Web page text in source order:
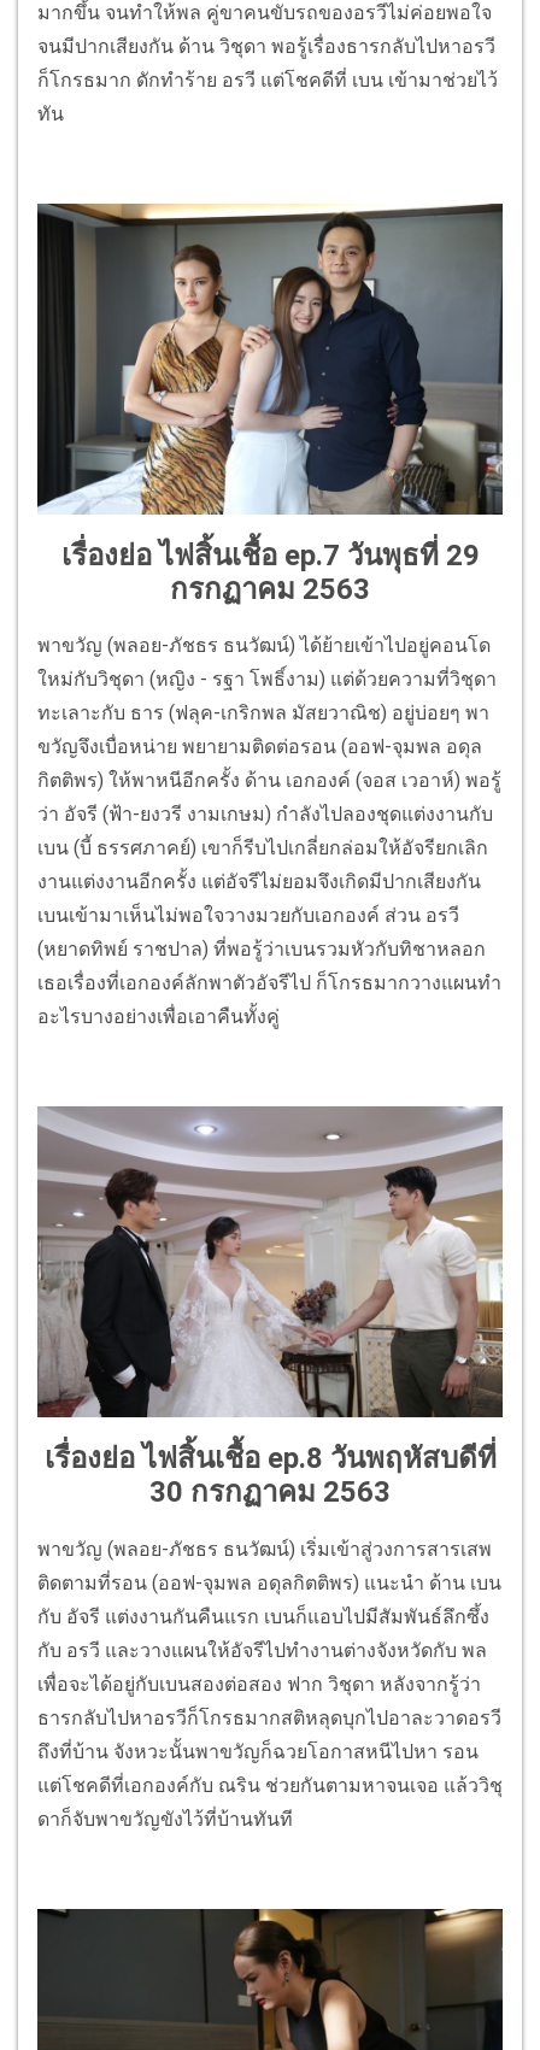
มากขึ้น จนทำให้พล คู่ขาคนขับรถของอรวีไม่ค่อยพอใจ
จนมีปากเสียงกัน ด้าน วิชุดา พอรู้เรื่องธารกลับไปหาอรวี
ก็โกรธมาก ดักทำร้าย อรวี แต่โชคดีที่ เบน เข้ามาช่วยไว้
ทัน
เรื่องย่อ ไฟสิ้นเชื้อ ep.7 วันพุธที่ 29
กรกฏาคม 2563
พาขวัญ (พลอย-ภัชธร ธนวัฒน์) ได้ย้ายเข้าไปอยู่คอนโด
ใหม่กับวิชุดา (หญิง - รฐา โพธิ์งาม) แต่ด้วยความที่วิชุดา
ทะเลาะกับ ธาร (ฟลุค-เกริกพล มัสยวาณิช) อยู่บ่อยๆ พา
ขวัญจึงเบื่อหน่าย พยายามติดต่อรอน (ออฟ-จุมพล อดุล
กิตติพร) ให้พาหนีอีกครั้ง ด้าน เอกองค์ (จอส เวอาห์) พอรู้
ว่า อัจรี (ฟ้า-ยงวรี งามเกษม) กำลังไปลองชุดแต่งงานกับ
เบน (บี้ ธรรศภาคย์) เขาก็รีบไปเกลี่ยกล่อมให้อัจรียกเลิก
งานแต่งงานอีกครั้ง แต่อัจรีไม่ยอมจึงเกิดมีปากเสียงกัน
เบนเข้ามาเห็นไม่พอใจวางมวยกับเอกองค์ ส่วน อรวี
(หยาดทิพย์ ราชปาล) ที่พอรู้ว่าเบนรวมหัวกับทิชาหลอก
เธอเรื่องที่เอกองค์ลักพาตัวอัจรีไป ก็โกรธมากวางแผนทำ
อะไรบางอย่างเพื่อเอาคืนทั้งคู่
เรื่องย่อ ไฟสิ้นเชื้อ ep.8 วันพฤหัสบดีที่
30 กรกฏาคม 2563
พาขวัญ (พลอย-ภัชธร ธนวัฒน์) เริ่มเข้าสู่วงการสารเสพ
ติดตามที่รอน (ออฟ-จุมพล อดุลกิตติพร) แนะนำ ด้าน เบน
กับ อัจรี แต่งงานกันคืนแรก เบนก็แอบไปมีสัมพันธ์ลึกซึ้ง
กับ อรวี และวางแผนให้อัจรีไปทำงานต่างจังหวัดกับ พล
เพื่อจะได้อยู่กับเบนสองต่อสอง ฟาก วิชุดา หลังจากรู้ว่า
ธารกลับไปหาอรวีก็โกรธมากสติหลุดบุกไปอาละวาดอรวี
ถึงที่บ้าน จังหวะนั้นพาขวัญก็ฉวยโอกาสหนีไปหา รอน
แต่โชคดีที่เอกองค์กับ ณริน ช่วยกันตามหาจนเจอ แล้ววิชุ
ดาก็จับพาขวัญขังไว้ที่บ้านทันที